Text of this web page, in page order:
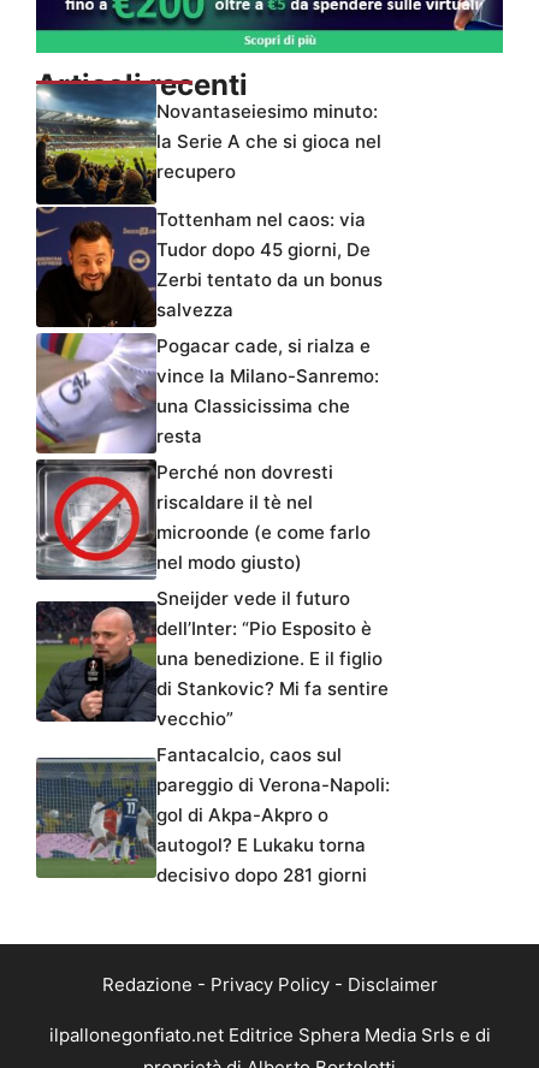
Articoli recenti
Novantaseiesimo minuto:
la Serie A che si gioca nel
recupero
Tottenham nel caos: via
Tudor dopo 45 giorni, De
Zerbi tentato da un bonus
salvezza
Pogacar cade, si rialza e
vince la Milano-Sanremo:
una Classicissima che
resta
Perché non dovresti
riscaldare il tè nel
microonde (e come farlo
nel modo giusto)
Sneijder vede il futuro
dell’Inter: “Pio Esposito è
una benedizione. E il figlio
di Stankovic? Mi fa sentire
vecchio”
Fantacalcio, caos sul
pareggio di Verona-Napoli:
gol di Akpa-Akpro o
autogol? E Lukaku torna
decisivo dopo 281 giorni
Redazione - Privacy Policy- Disclaimer
ilpallonegonfiato.net Editrice Sphera Media Srls e di